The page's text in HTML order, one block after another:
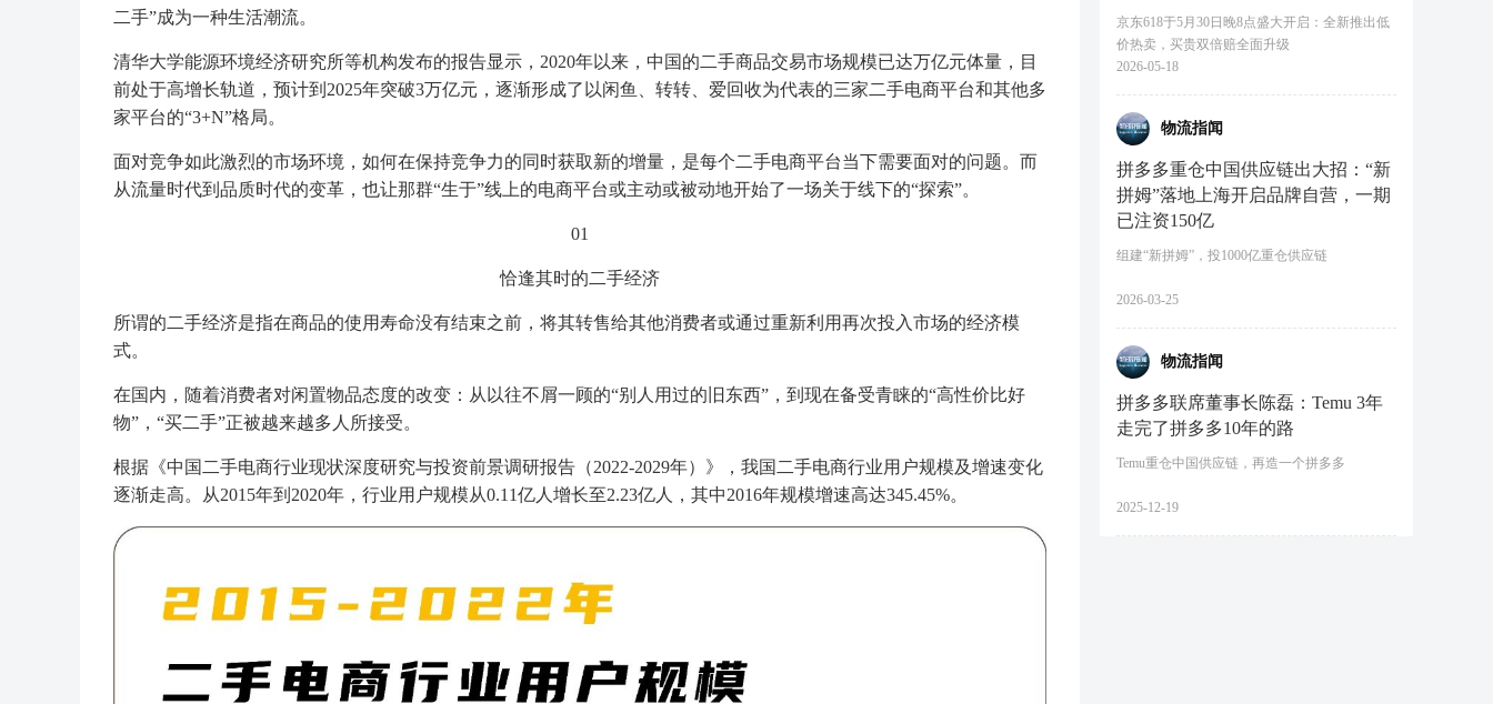
京东618于5月30日晚8点盛大开启：全新推出低
价热卖，买贵双倍赔全面升级
2026-05-18
物流指闻
拼多多重仓中国供应链出大招：“新
拼姆”落地上海开启品牌自营，一期
已注资150亿
组建“新拼姆”，投1000亿重仓供应链
2026-03-25
物流指闻
拼多多联席董事长陈磊：Temu 3年
走完了拼多多10年的路
Temu重仓中国供应链，再造一个拼多多
2025-12-19
二手”成为一种生活潮流。
清华大学能源环境经济研究所等机构发布的报告显示，2020年以来，中国的二手商品交易市场规模已达万亿元体量，目
前处于高增长轨道，预计到2025年突破3万亿元，逐渐形成了以闲鱼、转转、爱回收为代表的三家二手电商平台和其他多
家平台的“3+N”格局。
面对竞争如此激烈的市场环境，如何在保持竞争力的同时获取新的增量，是每个二手电商平台当下需要面对的问题。而
从流量时代到品质时代的变革，也让那群“生于”线上的电商平台或主动或被动地开始了一场关于线下的“探索”。
01
恰逢其时的二手经济
所谓的二手经济是指在商品的使用寿命没有结束之前，将其转售给其他消费者或通过重新利用再次投入市场的经济模
式。
在国内，随着消费者对闲置物品态度的改变：从以往不屑一顾的“别人用过的旧东西”，到现在备受青睐的“高性价比好
物”，“买二手”正被越来越多人所接受。
根据《中国二手电商行业现状深度研究与投资前景调研报告（2022-2029年）》，我国二手电商行业用户规模及增速变化
逐渐走高。从2015年到2020年，行业用户规模从0.11亿人增长至2.23亿人，其中2016年规模增速高达345.45%。